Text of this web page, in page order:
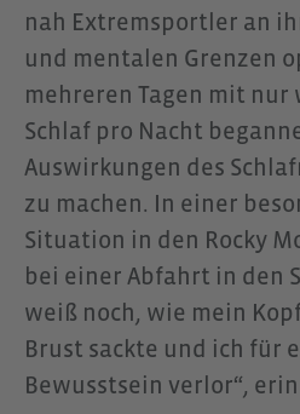
nah Extremsportler an
und mentalen Grenzen
mehreren Tagen mit nur
Schlaf pro Nacht
Auswirkungen des
zu machen. In einer
Situation in den Rocky
bei einer Abfahrt in den
weiß noch, wie mein
Brust sackte und ich für
Bewusstsein verlor“,